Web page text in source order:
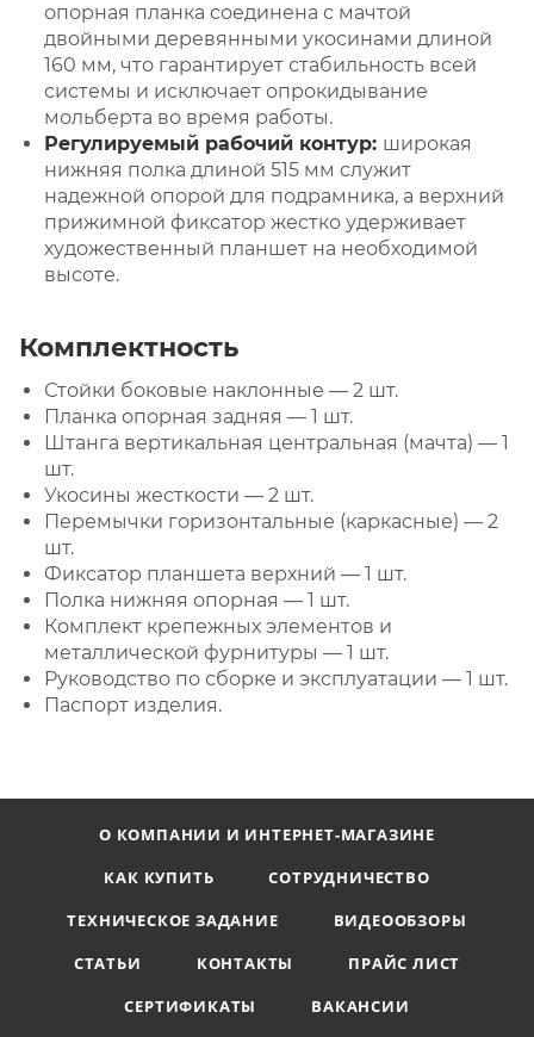
опорная планка соединена с мачтой
двойными деревянными укосинами длиной
160 мм, что гарантирует стабильность всей
системы и исключает опрокидывание
мольберта во время работы.
Регулируемый рабочий контур: широкая
нижняя полка длиной 515 мм служит
надежной опорой для подрамника, а верхний
прижимной фиксатор жестко удерживает
художественный планшет на необходимой
высоте.
Комплектность
Стойки боковые наклонные — 2 шт.
Планка опорная задняя — 1 шт.
Штанга вертикальная центральная (мачта) — 1
шт.
Укосины жесткости — 2 шт.
Перемычки горизонтальные (каркасные) — 2
шт.
Фиксатор планшета верхний — 1 шт.
Полка нижняя опорная — 1 шт.
Комплект крепежных элементов и
металлической фурнитуры — 1 шт.
Руководство по сборке и эксплуатации — 1 шт.
Паспорт изделия.
О КОМПАНИИ И ИНТЕРНЕТ-МАГАЗИНЕ
КАК КУПИТЬ
СОТРУДНИЧЕСТВО
ТЕХНИЧЕСКОЕ ЗАДАНИЕ
ВИДЕООБЗОРЫ
СТАТЬИ
КОНТАКТЫ
ПРАЙС ЛИСТ
СЕРТИФИКАТЫ
ВАКАНСИИ